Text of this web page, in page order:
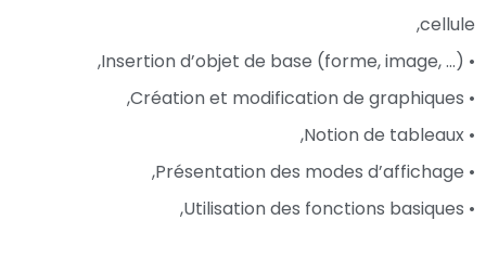
cellule,
• Insertion d’objet de base (forme, image, …),
• Création et modification de graphiques,
• Notion de tableaux,
• Présentation des modes d’affichage,
• Utilisation des fonctions basiques,